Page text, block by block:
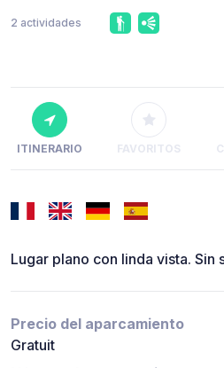
2 actividades
ITINERARIO FAVORITOS
Lugar plano con linda vista. Sin
Precio del aparcamiento
Gratuit